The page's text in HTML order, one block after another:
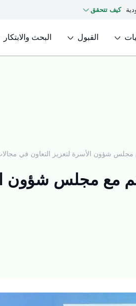
كيف تتحقق
القبول البحث والابتكار
مجلس شؤون الأسرة لتعزيز التعاون في
مع مجلس شؤون